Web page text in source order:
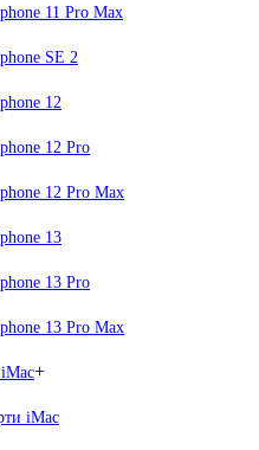
11 Pro Max
SE 2
12
12 Pro
12 Pro Max
13
13 Pro
13 Pro Max
+
iMac